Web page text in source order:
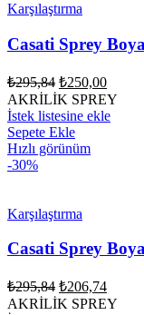
Karşılaştırma
Casati Sprey
₺295,84 Orijinal
fiyat:
₺295,84.
₺250,00Şu
andaki
fiyat:
AKRİLİK SPREY
İstek listesine ekle
Sepete Ekle
Hızlı görünüm
-30%
Karşılaştırma
Casati Sprey
₺295,84 Orijinal
fiyat:
₺206,74
andaki
AKRİLİK SPREY